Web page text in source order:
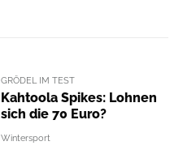
GRÖDEL IM TEST
Kahtoola Spikes: Lohnen
sich die 70 Euro?
Wintersport